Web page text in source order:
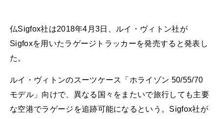
仏Sigfox社は2018年4月3日、ルイ・ヴィトン社が
Sigfoxを用いたラゲージトラッカーを発売すると発表し
た。
ルイ・ヴィトンのスーツケース「ホライゾン 50/55/70
モデル」向けで、異なる国々をまたいで旅行しても主要
な空港でラゲージを追跡可能になるという。Sigfox社が